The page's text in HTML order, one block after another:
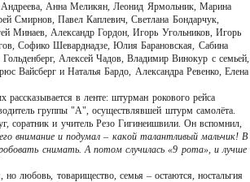
Анна Меликян, Леонид Ярмольник, Марина
Смирнов, Павел Каплевич, Светлана Бондарчук,
Минаев, Александр Гордон, Игорь Угольников, Игорь
Софико Шеварднадзе, Юлия Барановская, Сабина
Алексей Чадов, Владимир Винокур с семьей,
и Наталья Бардо, Александра Ревенко, Елена
в ленте: штурман рокового рейса
группы "А", осуществлявшей штурм самолёта.
соратник и учитель Резо Гигинеишвили. Он вспомнил,
внимание и подумал – какой талантливый мальчик! В
снимать. А потом случилась «9 рота», и лучше
любовь, товарищество, семья – остаются, ностальгия